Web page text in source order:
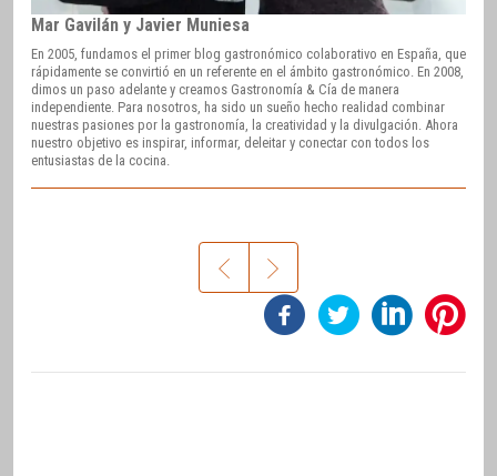
Mar Gavilán y Javier Muniesa
En 2005, fundamos el primer blog gastronómico colaborativo en España, que
rápidamente se convirtió en un referente en el ámbito gastronómico. En 2008,
dimos un paso adelante y creamos Gastronomía & Cía de manera
independiente. Para nosotros, ha sido un sueño hecho realidad combinar
nuestras pasiones por la gastronomía, la creatividad y la divulgación. Ahora
nuestro objetivo es inspirar, informar, deleitar y conectar con todos los
entusiastas de la cocina.